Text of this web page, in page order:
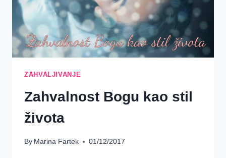
ZAHVALJIVANJE
Zahvalnost Bogu kao stil
života
By Marina Fartek 01/12/2017